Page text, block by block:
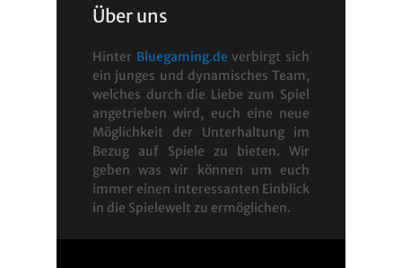
Über uns
Hinter Bluegaming.de verbirgt sich
ein junges und dynamisches Team,
welches durch die Liebe zum Spiel
angetrieben wird, euch eine neue
Möglichkeit der Unterhaltung im
Bezug auf Spiele zu bieten. Wir
geben was wir können um euch
immer einen interessanten Einblick
in die Spielewelt zu ermöglichen.